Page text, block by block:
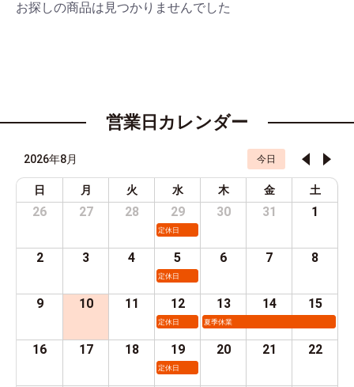
お探しの商品は見つかりませんでした
営業日カレンダー
2026年8月 今日
日 月 火 水 木 金 土
26 27 28 29
定休日
30 31 1
2 3 4 5
定休日
6 7 8
9 10 11 12
定休日
13
夏季休業
14 15
16 17 18 19
定休日
20 21 22